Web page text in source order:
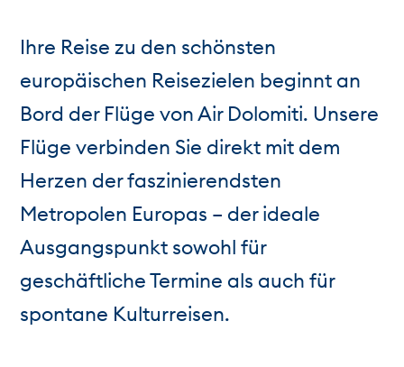
Ihre Reise zu den schönsten
europäischen Reisezielen beginnt an
Bord der Flüge von Air Dolomiti. Unsere
Flüge verbinden Sie direkt mit dem
Herzen der faszinierendsten
Metropolen Europas – der ideale
Ausgangspunkt sowohl für
geschäftliche Termine als auch für
spontane Kulturreisen.